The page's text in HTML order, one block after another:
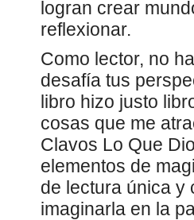
logran crear
reflexionar.
Como lector, no
desafía tus
libro hizo justo
cosas que me
Clavos Lo Que
elementos de
de lectura única y
imaginarla en la